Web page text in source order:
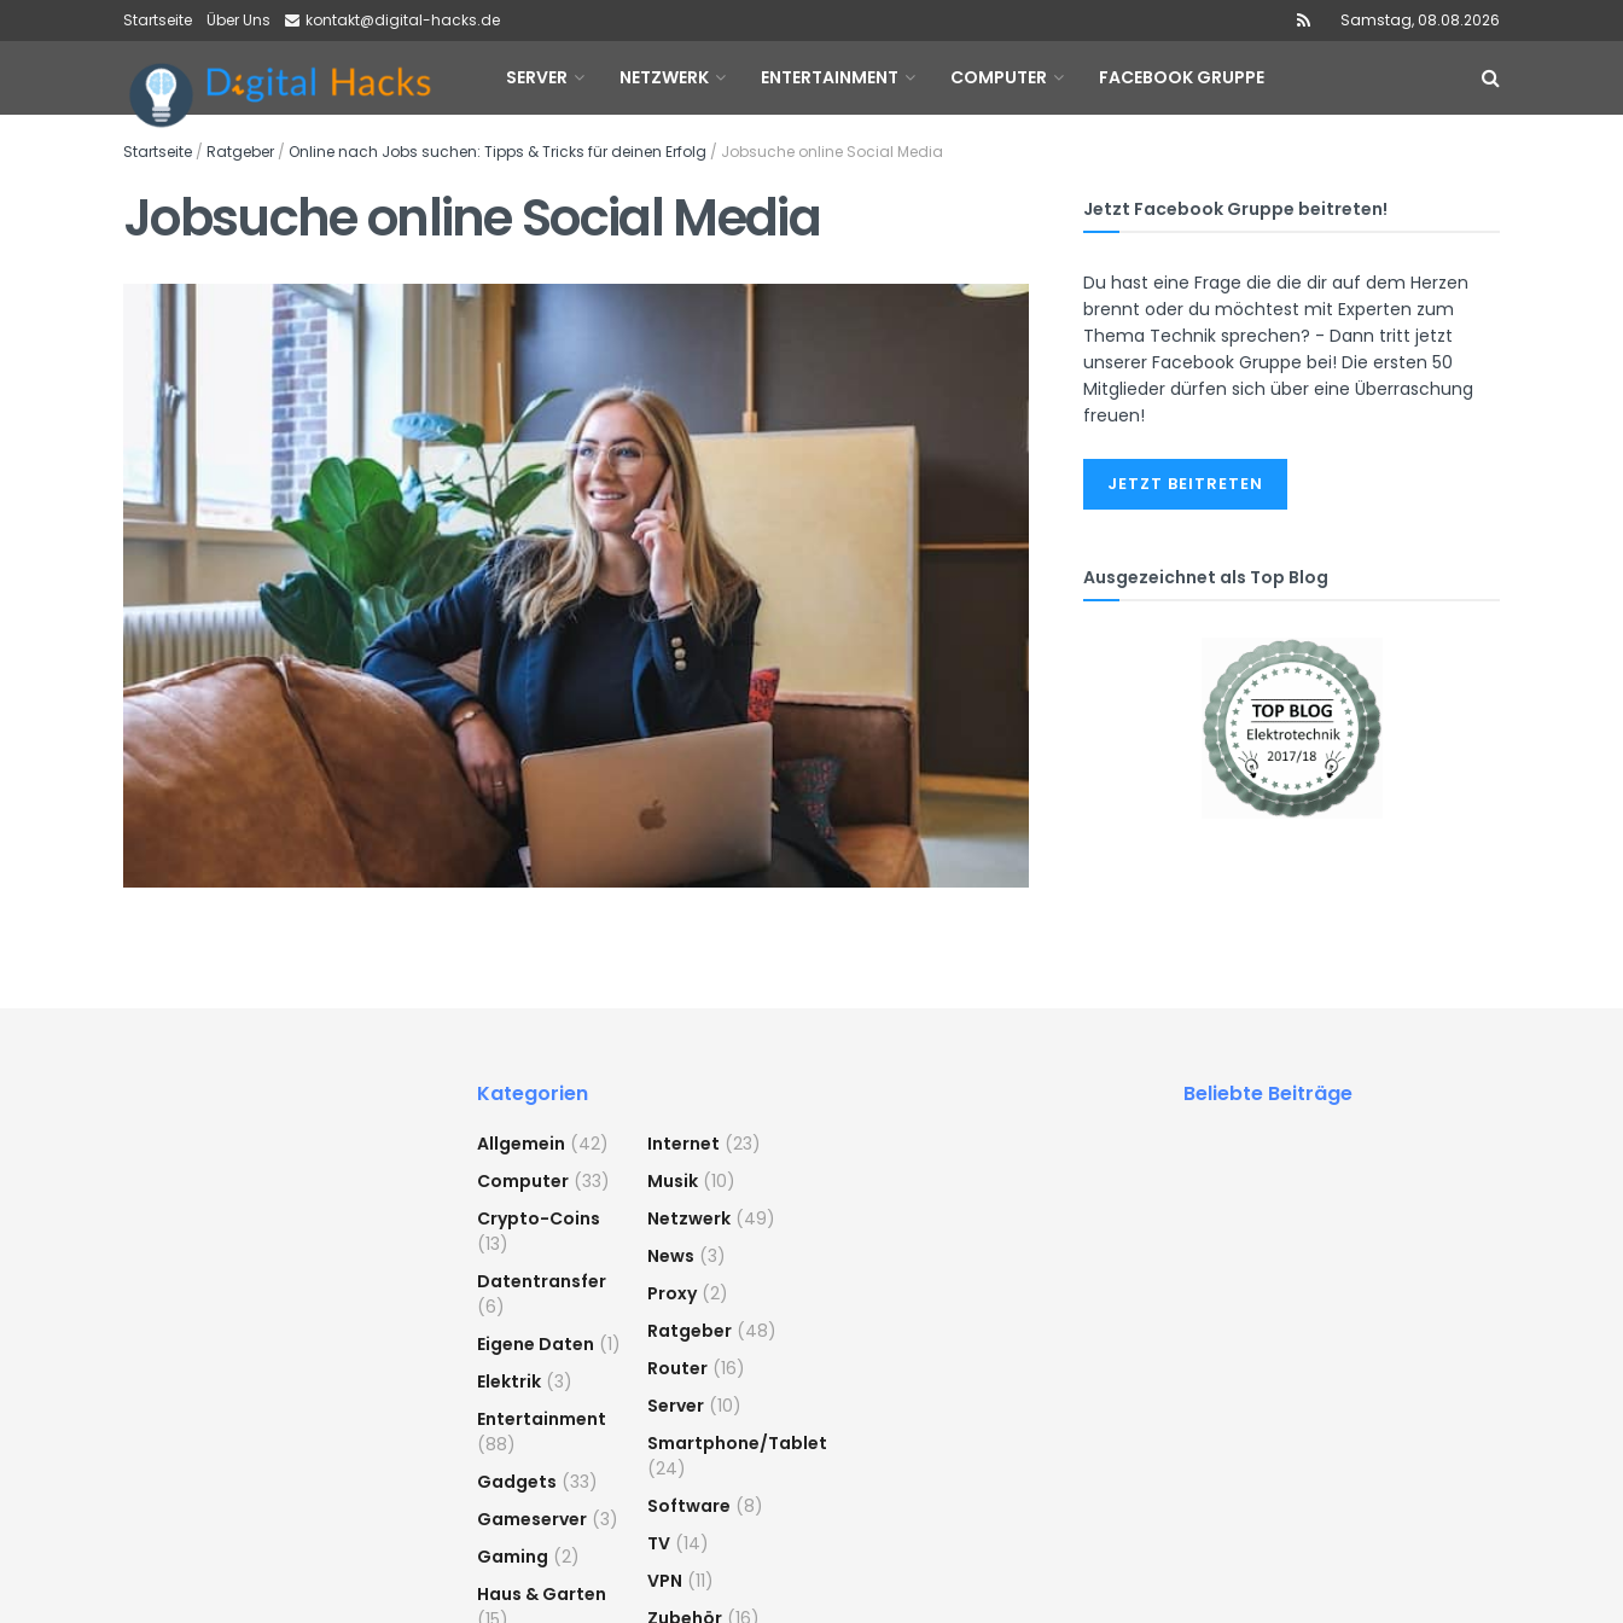
Startseite Über Uns kontakt@digital-hacks.de Samstag, 08.08.2026
SERVER NETZWERK ENTERTAINMENT COMPUTER FACEBOOK GRUPPE
Startseite / Ratgeber / Online nach Jobs suchen: Tipps & Tricks für deinen Erfolg / Jobsuche online Social Media
Jobsuche online Social Media Jetzt Facebook Gruppe beitreten!
Du hast eine Frage die die dir auf dem Herzen
brennt oder du möchtest mit Experten zum
Thema Technik sprechen? - Dann tritt jetzt
unserer Facebook Gruppe bei! Die ersten 50
Mitglieder dürfen sich über eine Überraschung
freuen!
JETZT BEITRETEN
Ausgezeichnet als Top Blog
Kategorien
Allgemein (42)
Computer(33)
Crypto-Coins
(13)
Datentransfer
(6)
Eigene Daten (1)
Elektrik(3)
Entertainment
(88)
Gadgets (33)
Gameserver(3)
Gaming (2)
Haus & Garten
Internet (23)
Musik(10)
Netzwerk(49)
News (3)
Proxy(2)
Ratgeber(48)
Router(16)
Server(10)
Smartphone/Tablet
(24)
Software (8)
TV(14)
VPN (11)
Beliebte Beiträge